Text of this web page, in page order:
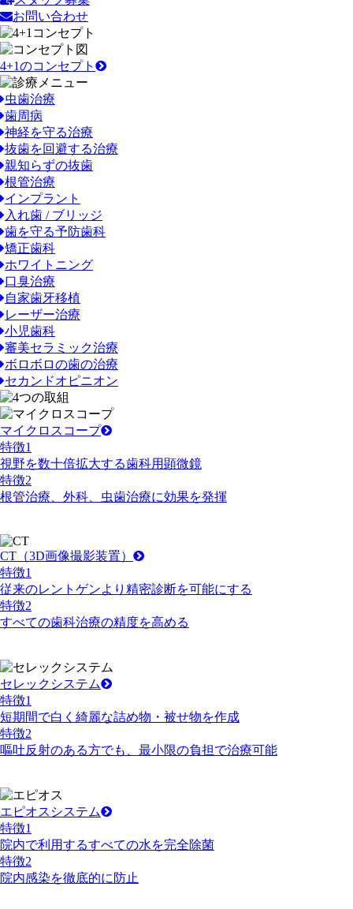
お問い合わせ
4+1のコンセプト
虫歯治療
歯周病
神経を守る治療
抜歯を回避する治療
親知らずの抜歯
根管治療
インプラント
入れ歯 / ブリッジ
歯を守る予防歯科
矯正歯科
ホワイトニング
口臭治療
自家歯牙移植
レーザー治療
小児歯科
審美セラミック治療
ボロボロの歯の治療
セカンドオピニオン
マイクロスコープ
特徴1
視野を数十倍拡大する歯科用顕微鏡
特徴2
根管治療、外科、虫歯治療に効果を発揮
CT （3D画像撮影装置）
特徴1
従来のレントゲンより精密診断を可能にする
特徴2
すべての歯科治療の精度を高める
セレックシステム
特徴1
短期間で白く綺麗な詰め物・被せ物を作成
特徴2
嘔吐反射のある方でも、最小限の負担で治療可能
エピオスシステム
特徴1
院内で利用するすべての水を完全除菌
特徴2
院内感染を徹底的に防止